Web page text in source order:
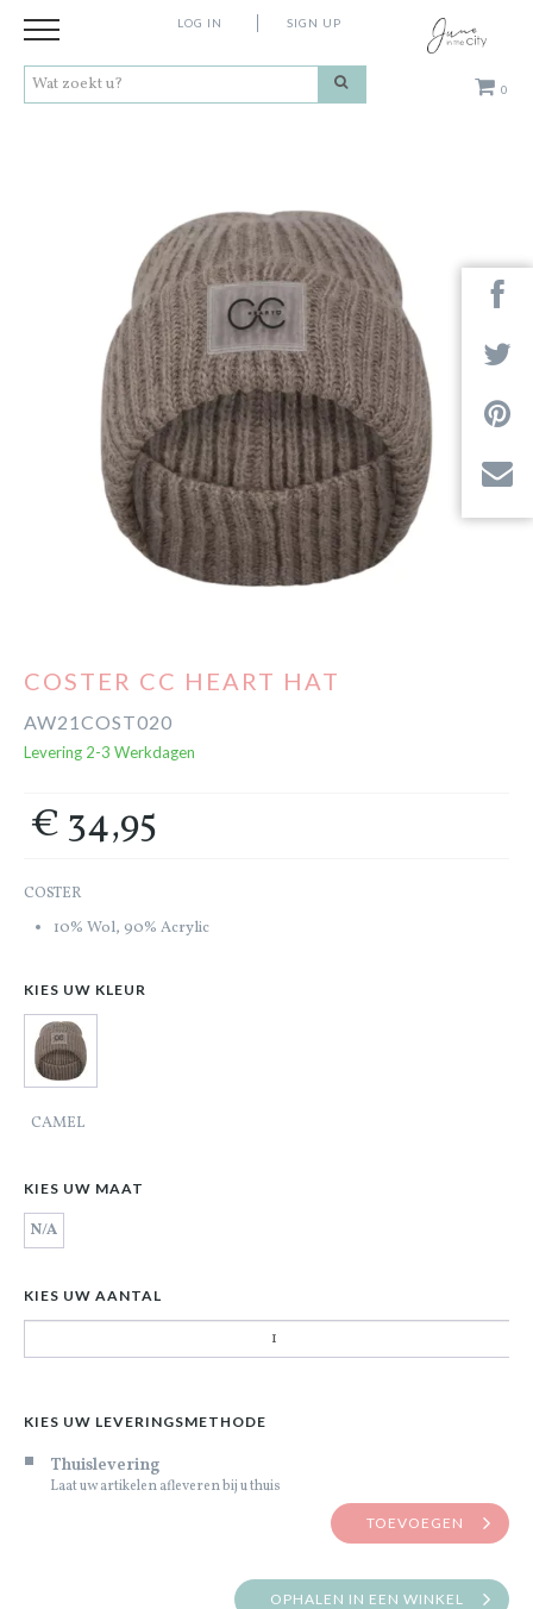
0
LOG IN SIGN UP
Accessoires
Cadeaus
Merken
Contact
COSTER CC HEART HAT
AW21COST020
Levering 2-3 Werkdagen
€ 34,95
COSTER
10% Wol, 90% Acrylic
KIES UW KLEUR
CAMEL
KIES UW MAAT
N/A
KIES UW AANTAL
KIES UW LEVERINGSMETHODE
Thuislevering
Laat uw artikelen afleveren bij u thuis
TOEVOEGEN
OPHALEN IN EEN WINKEL